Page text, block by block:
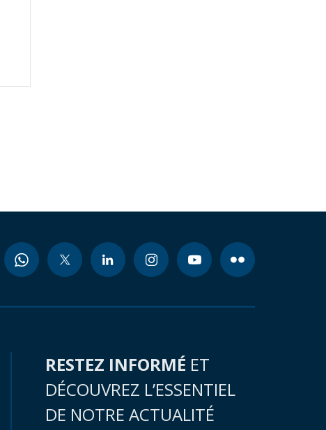
RESTEZ INFORMÉ ET
DÉCOUVREZ L’ESSENTIEL
DE NOTRE ACTUALITÉ